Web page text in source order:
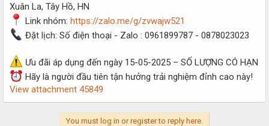
Xuân La, Tây Hồ, HN
Link nhóm: https://zalo.me/g/zvwajw521
Đặt lịch: Số điện thoại - Zalo : 0961899787 - 0878023023
Ưu đãi áp dụng đến ngày 15-05-2025 – SỐ LƯỢNG CÓ HẠN
Hãy là người đầu tiên tận hưởng trải nghiệm đỉnh cao này!
View attachment 45849
You must log in or register to reply here.